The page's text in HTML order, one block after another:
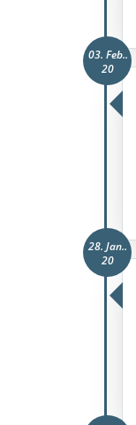
03. Feb..
20
28. Jan..
20